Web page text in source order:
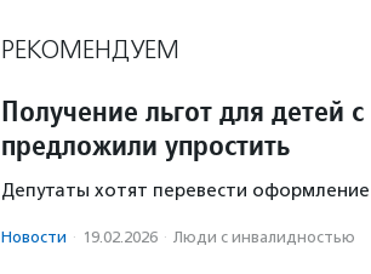
РЕКОМЕНДУЕМ
Получение льгот для детей
предложили упростить
Депутаты хотят перевести
Новости · 19.02.2026 · Люди с инвалидностью